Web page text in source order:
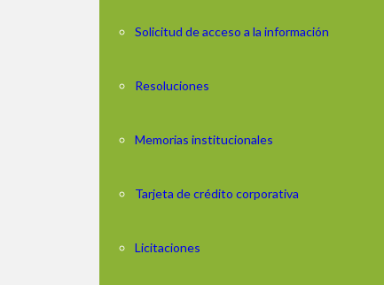
Solicitud de acceso a la información
Resoluciones
Memorias institucionales
Tarjeta de crédito corporativa
Licitaciones